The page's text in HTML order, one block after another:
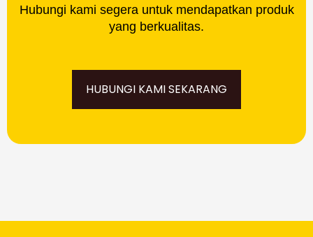
Hubungi kami segera untuk mendapatkan produk
yang berkualitas.
HUBUNGI KAMI SEKARANG